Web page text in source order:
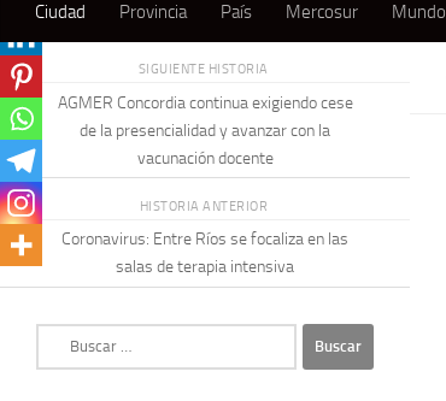
Ciudad Provincia País Mercosur Mundo
SIGUIENTE HISTORIA
AGMER Concordia continua exigiendo cese
de la presencialidad y avanzar con la
vacunación docente
HISTORIA ANTERIOR
Coronavirus: Entre Ríos se focaliza en las
salas de terapia intensiva